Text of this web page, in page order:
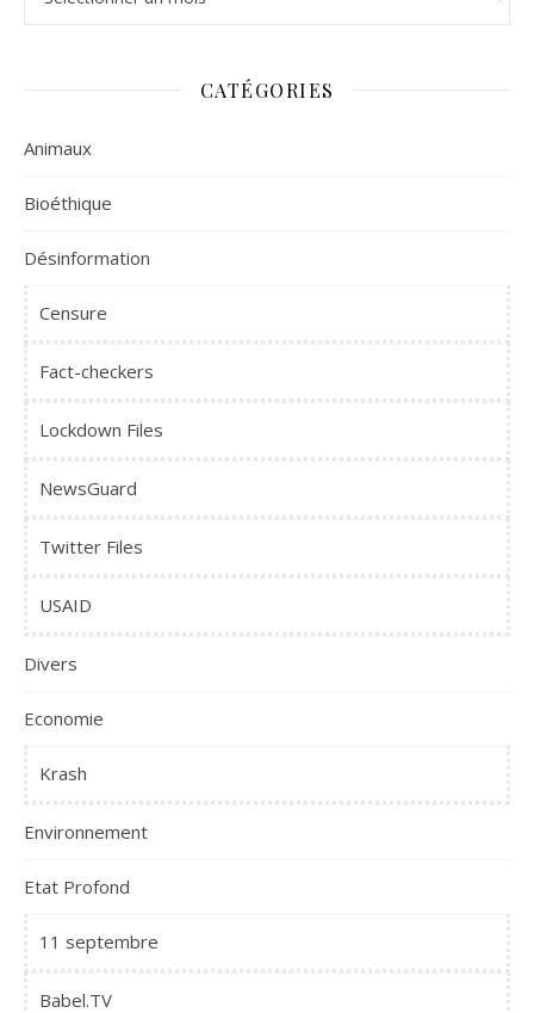
CATÉGORIES
Animaux
Bioéthique
Désinformation
Censure
Fact-checkers
Lockdown Files
NewsGuard
Twitter Files
USAID
Divers
Economie
Krash
Environnement
Etat Profond
11 septembre
Babel.TV